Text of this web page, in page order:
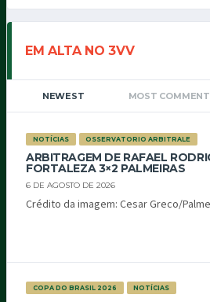
EM ALTA NO 3VV
NEWEST MOST
NOTÍCIAS OSSERVATORIO ARBITRALE
ARBITRAGEM DE RAFAEL
FORTALEZA 3×2 PALMEIRAS
6 DE AGOSTO DE 2026
Crédito da imagem: Cesar Greco/
COPA DO BRASIL 2026 NOTÍCIAS